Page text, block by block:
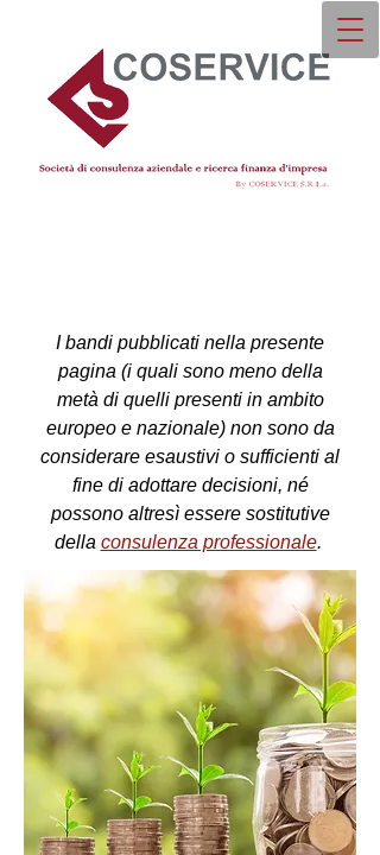
I bandi pubblicati nella presente
pagina (i quali sono meno della
metà di quelli presenti in ambito
europeo e nazionale) non sono da
considerare esaustivi o sufficienti al
fine di adottare decisioni, né
possono altresì essere sostitutive
della consulenza professionale.